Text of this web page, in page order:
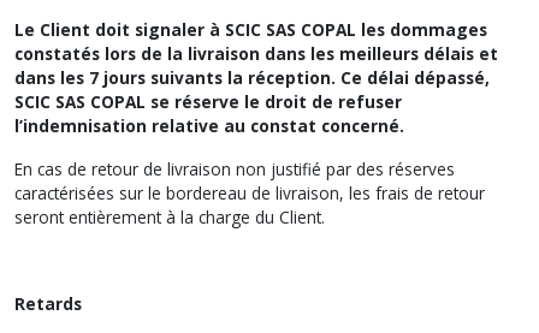
Le Client doit signaler à SCIC SAS COPAL les dommages
constatés lors de la livraison dans les meilleurs délais et
dans les 7 jours suivants la réception. Ce délai dépassé,
SCIC SAS COPAL se réserve le droit de refuser
l’indemnisation relative au constat concerné.
En cas de retour de livraison non justifié par des réserves
caractérisées sur le bordereau de livraison, les frais de retour
seront entièrement à la charge du Client.
Retards